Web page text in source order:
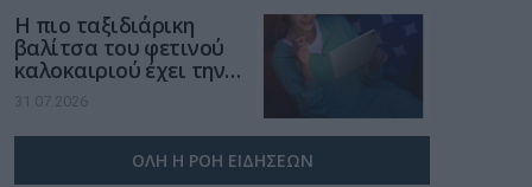
Η πιο ταξιδιάρικη
βαλίτσα του φετινού
καλοκαιριού έχει την
υπογραφή της Xiaomi
31.07.2026
ΟΛΗ Η ΡΟΗ ΕΙΔΗΣΕΩΝ